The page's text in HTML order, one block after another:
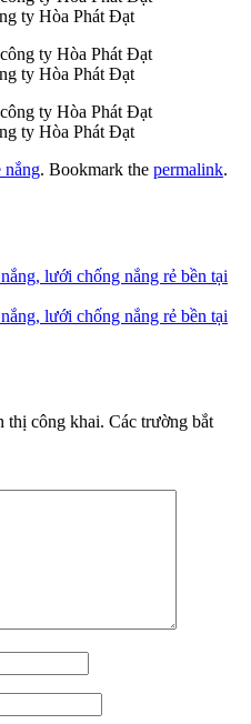
ty Hòa Phát Đạt
ty Hòa Phát Đạt
ty Hòa Phát Đạt
nắng. Bookmark the permalink.
lưới chống nắng rẻ bền tại
lưới chống nắng rẻ bền tại
thị công khai. Các trường bắt